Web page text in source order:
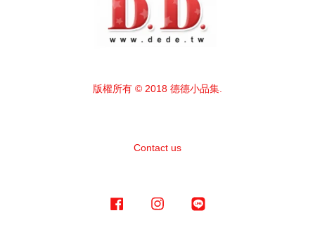
版權所有 © 2018 德德小品集.
Contact us
Facebook Instagram